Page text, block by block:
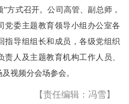
方式召开。公司高管、副总师，
党委主题教育领导小组办公室各
指导组组长和成员，各级党组织
人及主题教育机构工作人员、
视频分会场参会。
【责任编辑：冯雪】